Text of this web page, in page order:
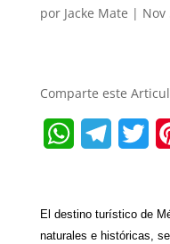
por Jacke Mate | Nov
Comparte este
a
l
i
n
El destino turístico de
naturales e históricas,